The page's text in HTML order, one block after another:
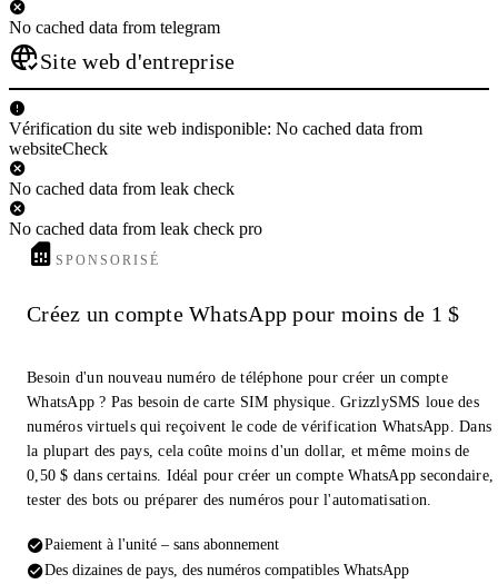
No cached data from telegram
Site web d'entreprise
Vérification du site web indisponible: No cached data from
websiteCheck
No cached data from leak check
No cached data from leak check pro
SPONSORISÉ
Créez un compte WhatsApp pour moins de 1 $
Besoin d'un nouveau numéro de téléphone pour créer un compte
WhatsApp ? Pas besoin de carte SIM physique. GrizzlySMS loue des
numéros virtuels qui reçoivent le code de vérification WhatsApp. Dans
la plupart des pays, cela coûte moins d'un dollar, et même moins de
0,50 $ dans certains. Idéal pour créer un compte WhatsApp secondaire,
tester des bots ou préparer des numéros pour l'automatisation.
Paiement à l'unité – sans abonnement
Des dizaines de pays, des numéros compatibles WhatsApp